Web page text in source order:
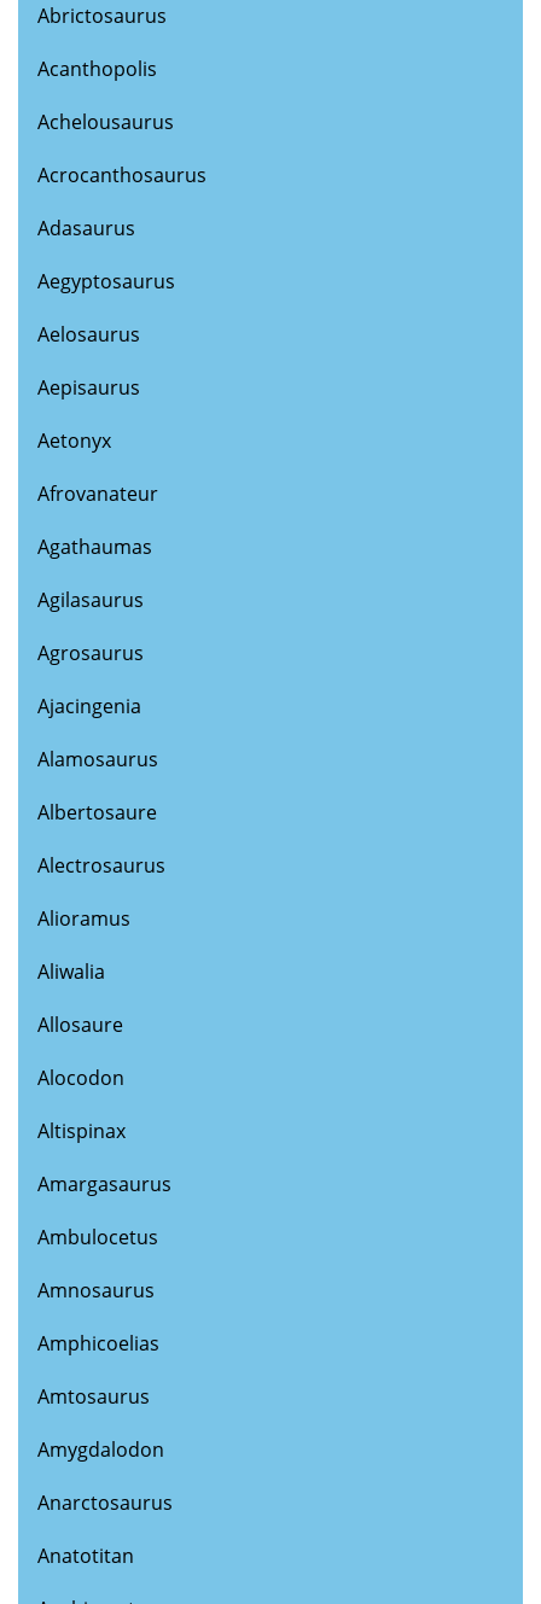
Abrictosaurus
Acanthopolis
Achelousaurus
Acrocanthosaurus
Adasaurus
Aegyptosaurus
Aelosaurus
Aepisaurus
Aetonyx
Afrovanateur
Agathaumas
Agilasaurus
Agrosaurus
Ajacingenia
Alamosaurus
Albertosaure
Alectrosaurus
Alioramus
Aliwalia
Allosaure
Alocodon
Altispinax
Amargasaurus
Ambulocetus
Amnosaurus
Amphicoelias
Amtosaurus
Amygdalodon
Anarctosaurus
Anatotitan